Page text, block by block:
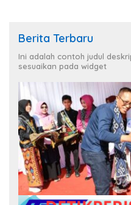
Berita Terbaru
Ini adalah contoh judul
sesuaikan pada widget